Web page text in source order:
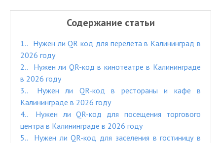
Содержание статьи
1.
Нужен ли QR код для перелета в Калининград в
2026 году
2.
Нужен ли QR-код в кинотеатре в Калининграде
в 2026 году
3.
Нужен ли QR-код в рестораны и кафе в
Калининграде в 2026 году
4.
Нужен ли QR-код для посещения торгового
центра в Калининграде в 2026 году
5.
Нужен ли QR-код для заселения в гостиницу в